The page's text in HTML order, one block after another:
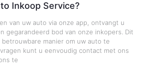
Inkoop Service?
van uw auto via onze app, ontvangt u
gegarandeerd bod van onze inkopers. Dit
manier om uw auto te
kunt u eenvoudig contact met ons
te